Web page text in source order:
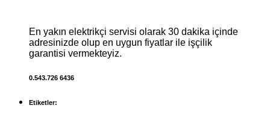
En yakın elektrikçi servisi olarak 30 dakika içinde
adresinizde olup en uygun fiyatlar ile işçilik
garantisi vermekteyiz.
0.543.726 6436
Etiketler: